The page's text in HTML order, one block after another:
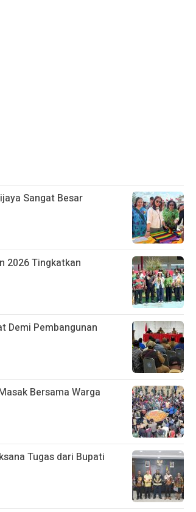
Sangat Besar
2026 Tingkatkan
Demi Pembangunan
Bersama Warga
Tugas dari Bupati